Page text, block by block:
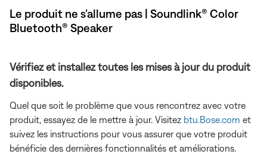
Le produit ne s’allume pas | Soundlink® Color
Bluetooth® Speaker
Vérifiez et installez toutes les mises à jour du produit
disponibles.
Quel que soit le problème que vous rencontrez avec votre
produit, essayez de le mettre à jour. Visitez btu.Bose.com et
suivez les instructions pour vous assurer que votre produit
bénéficie des dernières fonctionnalités et améliorations.